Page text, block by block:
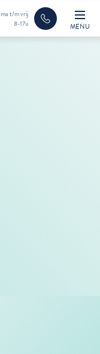
ma t/m vrij
8-17u
MENU